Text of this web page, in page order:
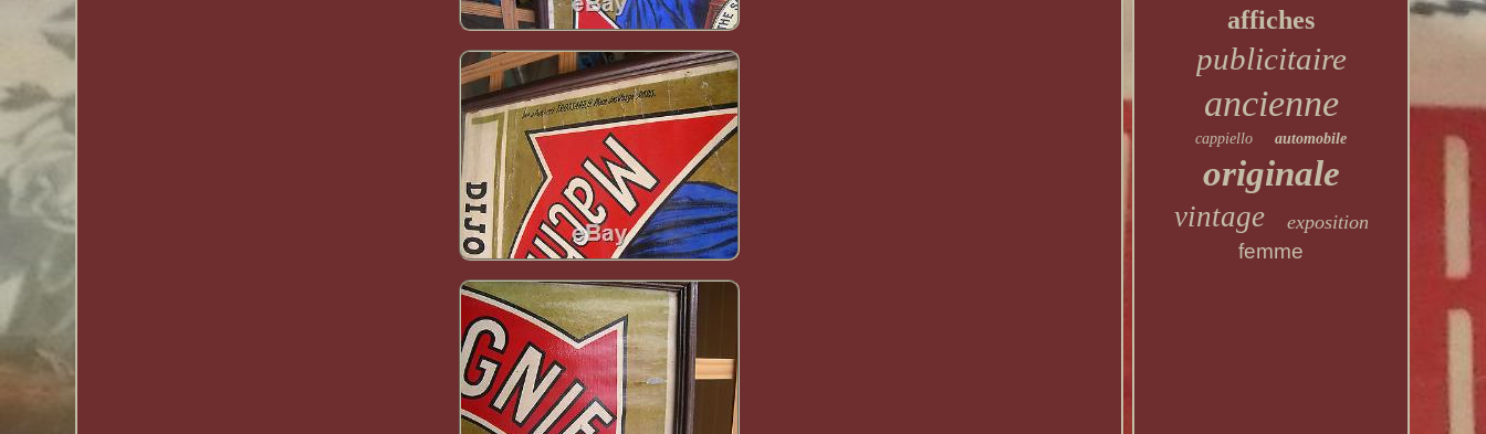
affiches
publicitaire
ancienne
cappiello automobile
originale
vintage exposition
femme